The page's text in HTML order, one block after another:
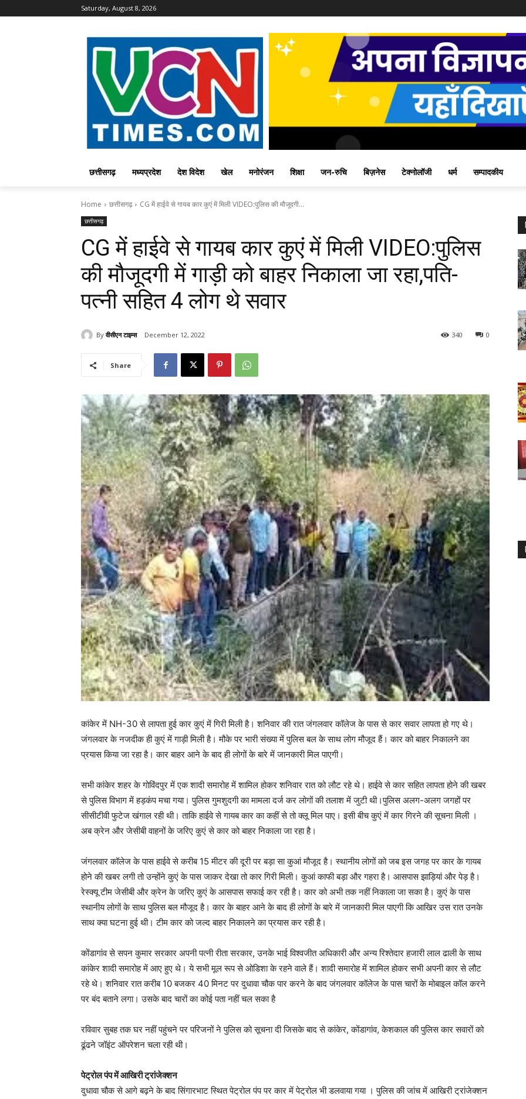
Saturday, August 8, 2026
छत्तीसगढ़ मध्यप्रदेश देश विदेश खेल मनोरंजन शिक्षा जन-रुचि बिज़नेस टेक्नोलॉजी धर्म सम्पादकीय
Home छत्तीसगढ़ CG में हाईवे से गायब कार कुएं में मिली VIDEO:पुलिस की मौजूदगी...
छत्तीसगढ़
CG में हाईवे से गायब कार कुएं में मिली VIDEO:पुलिस
की मौजूदगी में गाड़ी को बाहर निकाला जा रहा,पति-
पत्नी सहित 4 लोग थे सवार
By वीसीएन टाइम्स December 12, 2022 0
340
Share
कांकेर में NH-30 से लापता हुई कार कुएं में गिरी मिली है। शनिवार की रात जंगलवार कॉलेज के पास से कार सवार लापता हो गए थे।
जंगलवार के नजदीक ही कुएं में गाड़ी मिली है। मौके पर भारी संख्या में पुलिस बल के साथ लोग मौजूद हैं। कार को बाहर निकालने का
प्रयास किया जा रहा है। कार बाहर आने के बाद ही लोगों के बारे में जानकारी मिल पाएगी।
सभी कांकेर शहर के गोविंदपुर में एक शादी समारोह में शामिल होकर शनिवार रात को लौट रहे थे। हाईवे से कार सहित लापता होने की खबर
से पुलिस विभाग में हड़कंप मचा गया। पुलिस गुमशुदगी का मामला दर्ज कर लोगों की तलाश में जुटी थी।पुलिस अलग-अलग जगहों पर
सीसीटीवी फुटेज खंगाल रही थी। ताकि हाईवे से गायब कार का कहीं से तो क्लू मिल पाए। इसी बीच कुएं में कार गिरने की सूचना मिली ।
अब क्रेन और जेसीबी वाहनों के जरिए कुएं से कार को बाहर निकाला जा रहा है।
जंगलवार कॉलेज के पास हाईवे से करीब 15 मीटर की दूरी पर बड़ा सा कुआं मौजूद है। स्थानीय लोगों को जब इस जगह पर कार के गायब
होने की खबर लगी तो उन्होंने कुएं के पास जाकर देखा तो कार गिरी मिली। कुआं काफी बड़ा और गहरा है। आसपास झाड़ियां और पेड़ है।
रेस्क्यू टीम जेसीबी और क्रेन के जरिए कुएं के आसपास सफाई कर रही है। कार को अभी तक नहीं निकाला जा सका है। कुएं के पास
स्थानीय लोगों के साथ पुलिस बल मौजूद है। कार के बाहर आने के बाद ही लोगों के बारे में जानकारी मिल पाएगी कि आखिर उस रात उनके
साथ क्या घटना हुई थी। टीम कार को जल्द बाहर निकालने का प्रयास कर रही है।
कोंडागांव से सपन कुमार सरकार अपनी पत्नी रीता सरकार, उनके भाई विश्वजीत अधिकारी और अन्य रिश्तेदार हजारी लाल ढाली के साथ
कांकेर शादी समारोह में आए हुए थे। ये सभी मूल रूप से ओडिशा के रहने वाले हैं। शादी समारोह में शामिल होकर सभी अपनी कार से लौट
रहे थे। शनिवार रात करीब 10 बजकर 40 मिनट पर दुधावा चौक पार करने के बाद जंगलवार कॉलेज के पास चारों के मोबाइल कॉल करने
पर बंद बताने लगा। उसके बाद चारों का कोई पता नहीं चल सका है
रविवार सुबह तक घर नहीं पहुंचने पर परिजनों ने पुलिस को सूचना दी जिसके बाद से कांकेर, कोंडागांव, केशकाल की पुलिस कार सवारों को
ढूंढने जॉइंट ऑपरेशन चला रही थी।
पेट्रोल पंप में आखिरी ट्रांजेक्शन
दुधावा चौक से आगे बढ़ने के बाद सिंगारभाट स्थित पेट्रोल पंप पर कार में पेट्रोल भी डलवाया गया । पुलिस की जांच में आखिरी ट्रांजेक्शन